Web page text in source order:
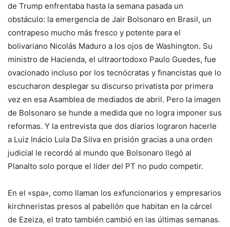
de Trump enfrentaba hasta la semana pasada un
obstáculo: la emergencia de Jair Bolsonaro en Brasil, un
contrapeso mucho más fresco y potente para el
bolivariano Nicolás Maduro a los ojos de Washington. Su
ministro de Hacienda, el ultraortodoxo Paulo Guedes, fue
ovacionado incluso por los tecnócratas y financistas que lo
escucharon desplegar su discurso privatista por primera
vez en esa Asamblea de mediados de abril. Pero la imagen
de Bolsonaro se hunde a medida que no logra imponer sus
reformas. Y la entrevista que dos diarios lograron hacerle
a Luiz Inácio Lula Da Silva en prisión gracias a una orden
judicial le recordó al mundo que Bolsonaro llegó al
Planalto solo porque el líder del PT no pudo competir.
En el «spa», como llaman los exfuncionarios y empresarios
kirchneristas presos al pabellón que habitan en la cárcel
de Ezeiza, el trato también cambió en las últimas semanas.